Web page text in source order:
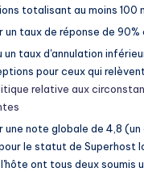
totalisant au moins 100
un taux de réponse de 90%
un taux d'annulation
pour ceux qui
relative aux
une note globale de 4,8
le statut de Superhost
ont tous deux soumis